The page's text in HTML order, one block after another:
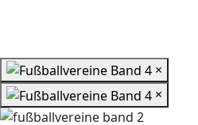
×
×